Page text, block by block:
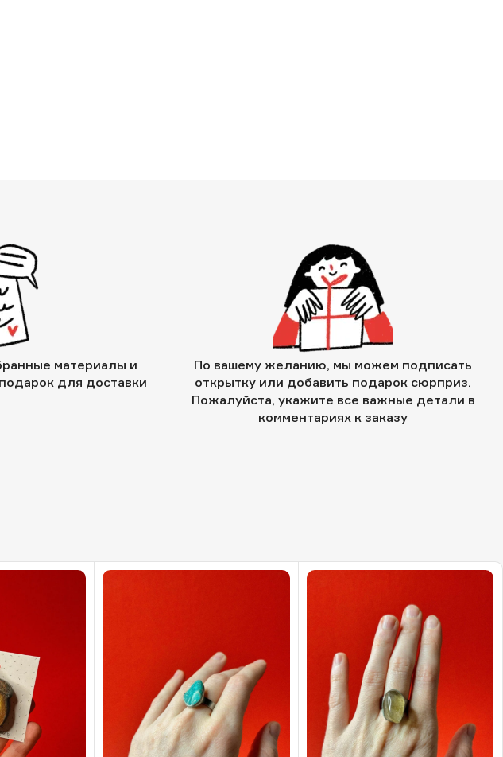
материалы и
для доставки
По вашему желанию, мы можем подписать
открытку или добавить подарок сюрприз.
Пожалуйста, укажите все важные детали в
комментариях к заказу